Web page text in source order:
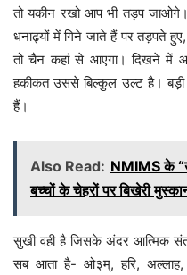
तो यकीन रखो आप भी तड़प
धनाढ्यों में गिने जाते हैं पर तड़पते
तो चैन कहां से आएगा। दिखने में
हकीकत उससे बिल्कुल उल्ट है। बड़ी
हैं।
Also Read: NMIMS के
बच्चों के चेहरों पर बिखेरी
सुखी वही है जिसके अंदर आत्मिक
सब आता है- ओ३म्, हरि,